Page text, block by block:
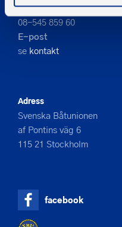
Telefon
08-545 859 60
E-post
se kontakt
Adress
Svenska Båtunionen
af Pontins väg 6
115 21 Stockholm
facebook